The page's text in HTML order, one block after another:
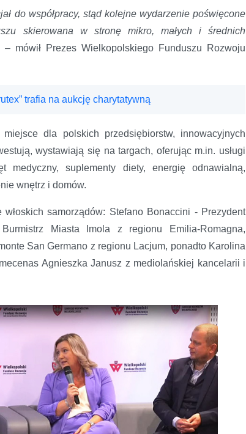
do współpracy, stąd kolejne wydarzenie poświęcone
skierowana w stronę mikro, małych i średnich
– mówił Prezes Wielkopolskiego Funduszu Rozwoju
trafia na aukcję charytatywną
dla polskich przedsiębiorstw, innowacyjnych
wystawiają się na targach, oferując m.in. usługi
medyczny, suplementy diety, energię odnawialną,
wnętrz i domów.
samorządów: Stefano Bonaccini - Prezydent
Miasta Imola z regionu Emilia-Romagna,
San Germano z regionu Lacjum, ponadto Karolina
Agnieszka Janusz z mediolańskiej kancelarii i